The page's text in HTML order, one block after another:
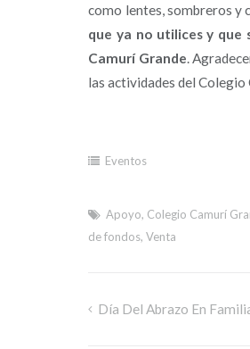
como lentes, sombreros y
que ya no utilices y que
Camurí Grande .
las actividades del
Eventos
Apoyo, Colegio Camurí
de fondos,Venta
Día Del Abrazo En